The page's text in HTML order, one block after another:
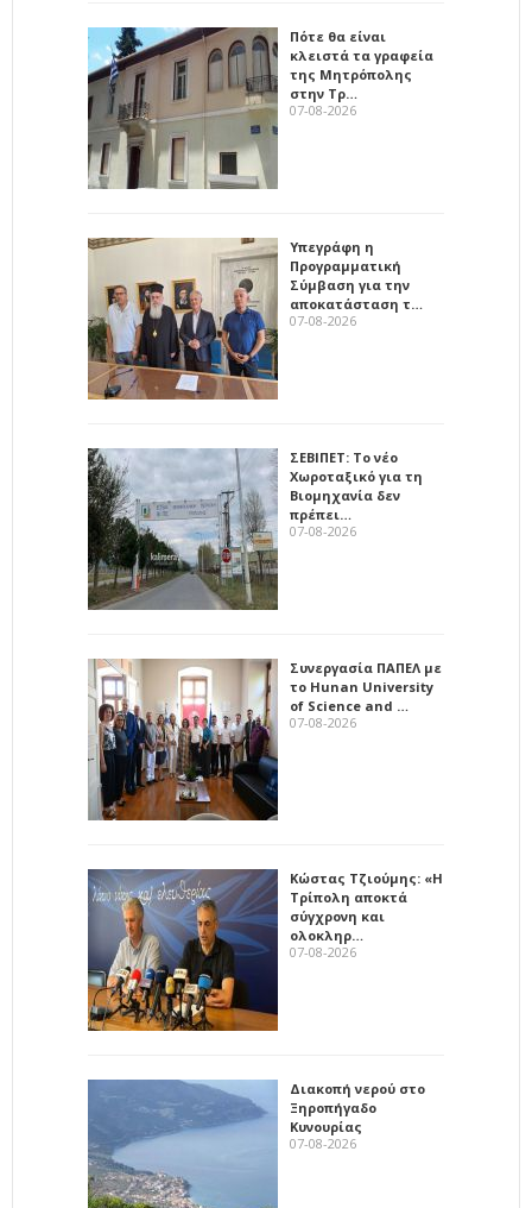
Πότε θα είναι
κλειστά τα γραφεία
της Μητρόπολης
στην Τρ…
07-08-2026
Υπεγράφη η
Προγραμματική
Σύμβαση για την
αποκατάσταση τ…
07-08-2026
ΣΕΒΙΠΕΤ: Το νέο
Χωροταξικό για τη
Βιομηχανία δεν
πρέπει…
07-08-2026
Συνεργασία ΠΑΠΕΛ με
το Hunan University
of Science and …
07-08-2026
Κώστας Τζιούμης: «Η
Τρίπολη αποκτά
σύγχρονη και
ολοκληρ…
07-08-2026
Διακοπή νερού στο
Ξηροπήγαδο
Κυνουρίας
07-08-2026